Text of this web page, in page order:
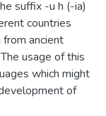
suffix -u h (-ia)
countries
from ancient
usage of this
which might
of